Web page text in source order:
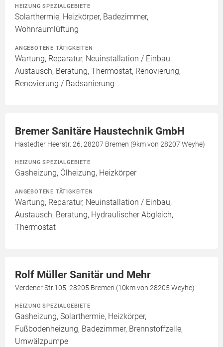
HEIZUNG SPEZIALGEBIETE
Solarthermie, Heizkörper, Badezimmer,
Wohnraumlüftung
ANGEBOTENE TÄTIGKEITEN
Wartung, Reparatur, Neuinstallation / Einbau,
Austausch, Beratung, Thermostat, Renovierung,
Renovierung / Badsanierung
Bremer Sanitäre Haustechnik GmbH
Hastedter Heerstr. 26, 28207 Bremen (9km von 28207 Weyhe)
HEIZUNG SPEZIALGEBIETE
Gasheizung, Ölheizung, Heizkörper
ANGEBOTENE TÄTIGKEITEN
Wartung, Reparatur, Neuinstallation / Einbau,
Austausch, Beratung, Hydraulischer Abgleich,
Thermostat
Rolf Müller Sanitär und Mehr
Verdener Str.105, 28205 Bremen (10km von 28205 Weyhe)
HEIZUNG SPEZIALGEBIETE
Gasheizung, Solarthermie, Heizkörper,
Fußbodenheizung, Badezimmer, Brennstoffzelle,
Umwälzpumpe